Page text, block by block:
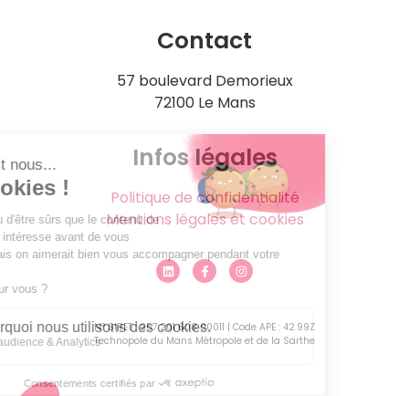
Contact
57 boulevard Demorieux
72100 Le Mans
Infos légales
Politique de confidentialité
Mentions légales et cookies
N° SIRET : 257 201 608 00011 | Code APE : 42.99Z
Technopole du Mans Métropole et de la Sarthe